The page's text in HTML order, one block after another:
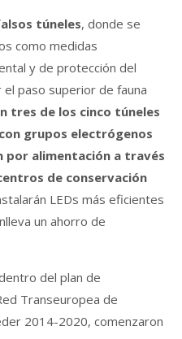
túneles, donde se
como medidas
y de protección del
paso superior de fauna
tres de los cinco túneles
grupos electrógenos
por alimentación a través
de conservación
LEDs más eficientes
un ahorro de
del plan de
Transeuropea de
2014-2020, comenzaron